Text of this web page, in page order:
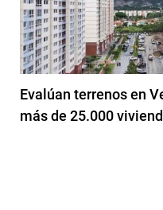
Evalúan terrenos en
más de 25.000